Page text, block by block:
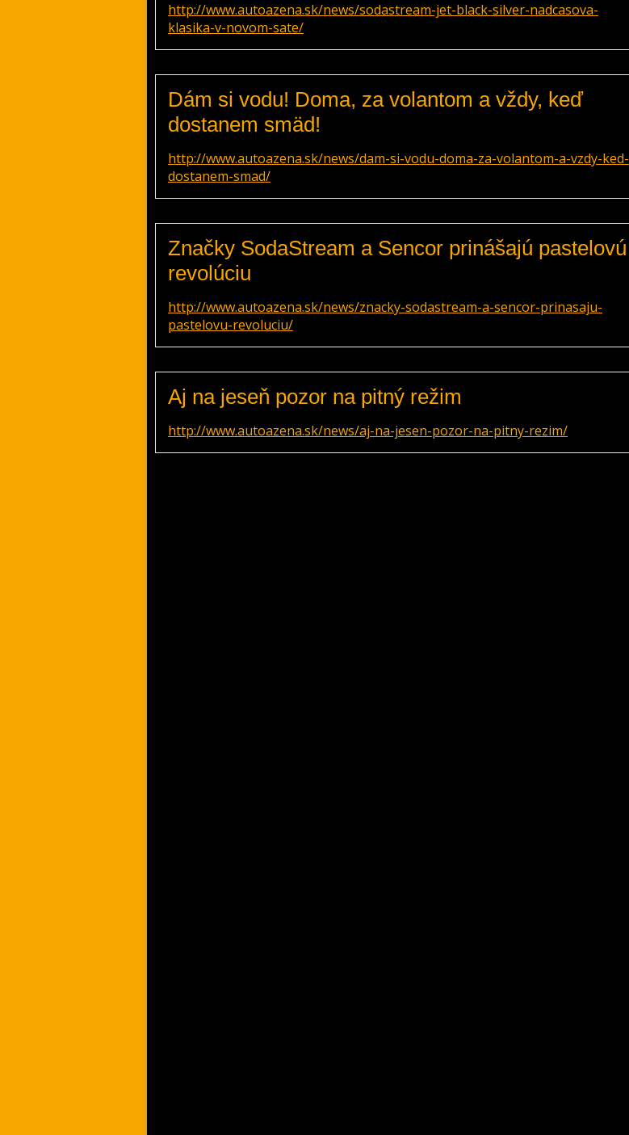
http://www.autoazena.sk/news/sodastream-jet-black-silver-nadcasova-
klasika-v-novom-sate/
Dám si vodu! Doma, za volantom a vždy, keď
dostanem smäd!
http://www.autoazena.sk/news/dam-si-vodu-doma-za-volantom-a-vzdy-ked-
dostanem-smad/
Značky SodaStream a Sencor prinášajú pastelovú
revolúciu
http://www.autoazena.sk/news/znacky-sodastream-a-sencor-prinasaju-
pastelovu-revoluciu/
Aj na jeseň pozor na pitný režim
http://www.autoazena.sk/news/aj-na-jesen-pozor-na-pitny-rezim/